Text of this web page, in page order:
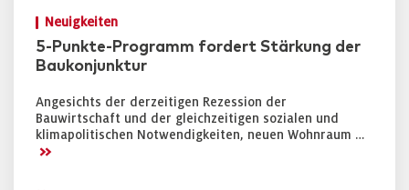
Neuigkeiten
5-Punkte-Programm fordert Stärkung der
Baukonjunktur
Angesichts der derzeitigen Rezession der
Bauwirtschaft und der gleichzeitigen sozialen und
klimapolitischen Notwendigkeiten, neuen Wohnraum …
>>